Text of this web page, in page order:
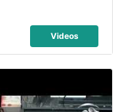
Videos